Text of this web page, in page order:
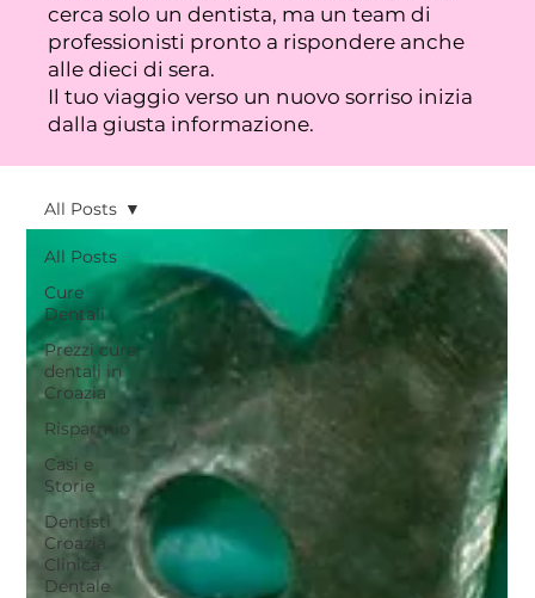
cerca solo un dentista, ma un team di
professionisti pronto a rispondere anche
alle dieci di sera.
Il tuo viaggio verso un nuovo sorriso inizia
dalla giusta informazione.
All Posts
Cure
Dentali
Prezzi cure
dentali in
Croazia
Risparmio
Casi e
Storie
Dentisti
Croazia
Clinica
Dentale
All Posts